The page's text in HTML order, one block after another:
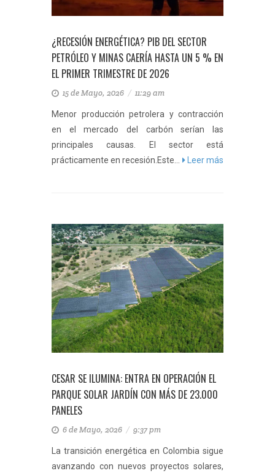
¿RECESIÓN ENERGÉTICA? PIB DEL SECTOR
PETRÓLEO Y MINAS CAERÍA HASTA UN 5 % EN
EL PRIMER TRIMESTRE DE 2026
15 de Mayo, 2026 / 11:29 am
Menor producción petrolera y contracción
en el mercado del carbón serían las
principales causas. El sector está
prácticamente en recesión.Este...
Leer más
CESAR SE ILUMINA: ENTRA EN OPERACIÓN EL
PARQUE SOLAR JARDÍN CON MÁS DE 23.000
PANELES
6 de Mayo, 2026 / 9:37 pm
La transición energética en Colombia sigue
avanzando con nuevos proyectos solares,